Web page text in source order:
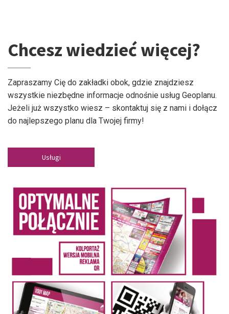
Chcesz wiedzieć więcej?
Zapraszamy Cię do zakładki obok, gdzie znajdziesz
wszystkie niezbędne informacje odnośnie usług Geoplanu.
Jeżeli już wszystko wiesz – skontaktuj się z nami i dołącz
do najlepszego planu dla Twojej firmy!
Usługi